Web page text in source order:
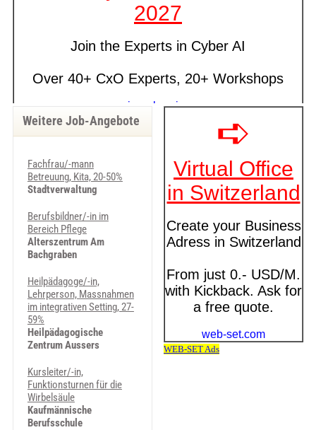
Weitere Job-Angebote
Fachfrau/-mann
Betreuung, Kita, 20-50%
Stadtverwaltung
Berufsbildner/-in im
Bereich Pflege
Alterszentrum Am
Bachgraben
Heilpädagoge/-in,
Lehrperson, Massnahmen
im integrativen Setting, 27-
59%
Heilpädagogische
Zentrum Aussers
Kursleiter/-in,
Funktionsturnen für die
Wirbelsäule
Kaufmännische
Berufsschule